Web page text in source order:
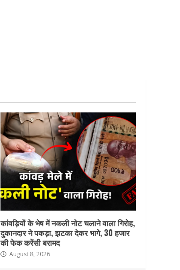
कांवड़ियों के भेष में नकली नोट चलाने वाला गिरोह,
दुकानदार ने पकड़ा, झटका देकर भागे, 30 हजार
की फेक करेंसी बरामद
August 8, 2026